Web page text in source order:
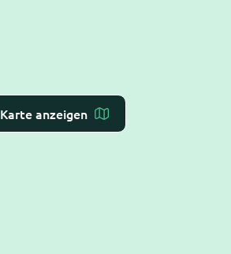
Karte anzeigen